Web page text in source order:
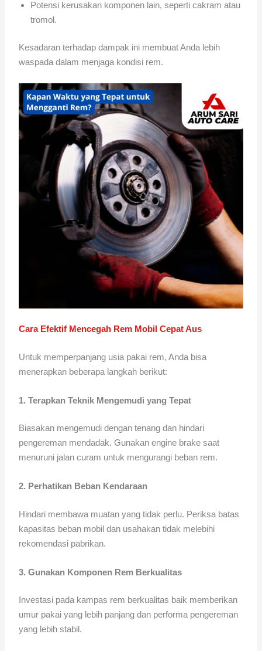
Potensi kerusakan komponen lain, seperti cakram atau
tromol.
Kesadaran terhadap dampak ini membuat Anda lebih
waspada dalam menjaga kondisi rem.
Cara Efektif Mencegah Rem Mobil Cepat Aus
Untuk memperpanjang usia pakai rem, Anda bisa
menerapkan beberapa langkah berikut:
1. Terapkan Teknik Mengemudi yang Tepat
Biasakan mengemudi dengan tenang dan hindari
pengereman mendadak. Gunakan engine brake saat
menuruni jalan curam untuk mengurangi beban rem.
2. Perhatikan Beban Kendaraan
Hindari membawa muatan yang tidak perlu. Periksa batas
kapasitas beban mobil dan usahakan tidak melebihi
rekomendasi pabrikan.
3. Gunakan Komponen Rem Berkualitas
Investasi pada kampas rem berkualitas baik memberikan
umur pakai yang lebih panjang dan performa pengereman
yang lebih stabil.